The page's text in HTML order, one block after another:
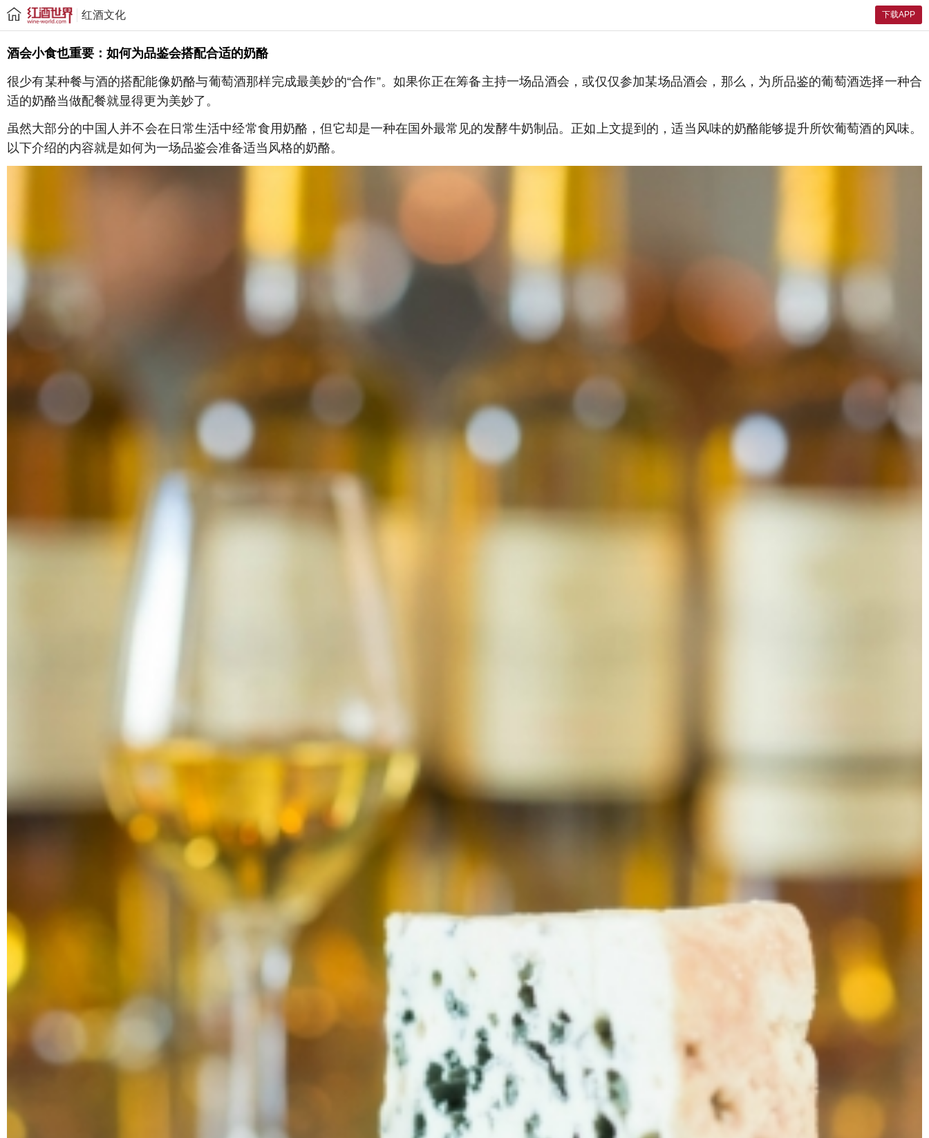
下载APP
红酒文化
酒会小食也重要：如何为品鉴会搭配合适的奶酪
很少有某种餐与酒的搭配能像奶酪与葡萄酒那样完成最美妙的“合作”。如果你正在筹备主持一场品酒会，或仅仅参加某场品酒会，那么，为所品鉴的葡萄酒选择一种合
适的奶酪当做配餐就显得更为美妙了。
虽然大部分的中国人并不会在日常生活中经常食用奶酪，但它却是一种在国外最常见的发酵牛奶制品。正如上文提到的，适当风味的奶酪能够提升所饮葡萄酒的风味。
以下介绍的内容就是如何为一场品鉴会准备适当风格的奶酪。